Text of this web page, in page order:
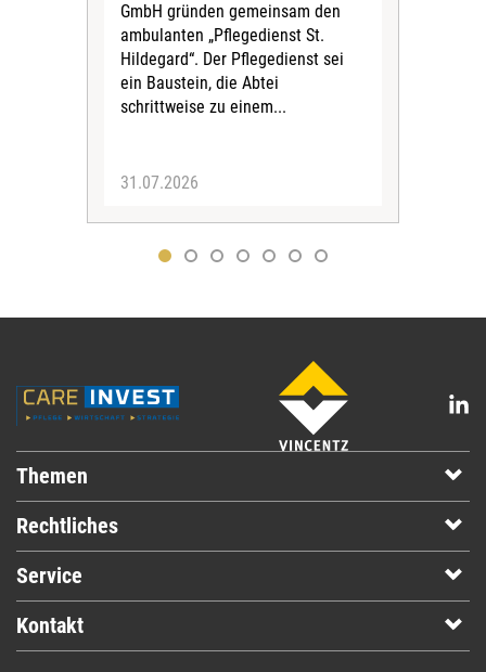
GmbH gründen gemeinsam den
ambulanten „Pflegedienst St.
Hildegard“. Der Pflegedienst sei
ein Baustein, die Abtei
schrittweise zu einem...
31.07.2026
Themen
Rechtliches
Service
Kontakt